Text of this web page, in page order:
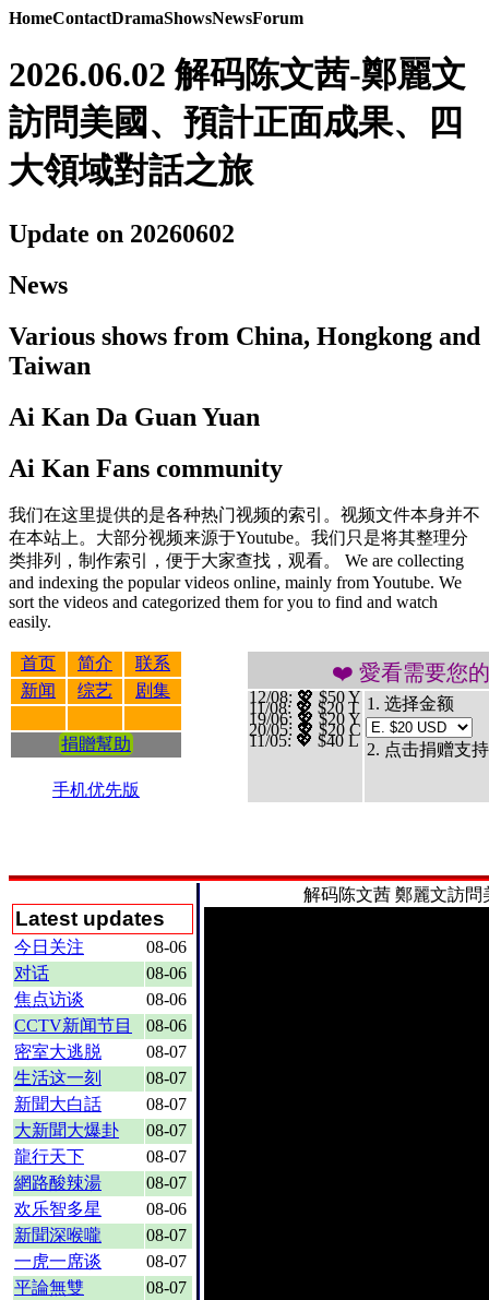
HomeContactDramaShowsNewsForum
2026.06.02 解码陈文茜-鄭麗文
訪問美國、預計正面成果、四
大領域對話之旅
Update on 20260602
News
Various shows from China, Hongkong and
Taiwan
Ai Kan Da Guan Yuan
Ai Kan Fans community
我们在这里提供的是各种热门视频的索引。视频文件本身并不
在本站上。大部分视频来源于Youtube。我们只是将其整理分
类排列，制作索引，便于大家查找，观看。 We are collecting
and indexing the popular videos online, mainly from Youtube. We
sort the videos and categorized them for you to find and watch
easily.
首页 简介
联系
新闻
综艺 剧集
捐贈幫助
手机优先版
❤️ 愛看需要您的支持 贊
12/08: 💖 $50 Y
11/08: 💖 $20 T
19/06: 💖 $20 Y
20/05: 💖 $20 C
11/05: 💖 $40 L
1. 选择金额
2. 点击捐赠支持
Latest updates
今日关注
08-06
对话
08-06
焦点访谈
08-06
CCTV新闻节目
08-06
密室大逃脱
08-07
生活这一刻
08-07
新聞大白話
08-07
大新聞大爆卦
08-07
龍行天下
08-07
網路酸辣湯
08-07
欢乐智多星
08-06
新聞深喉嚨
08-07
一虎一席谈
08-07
平論無雙
08-07
解码陈文茜 鄭麗文訪問